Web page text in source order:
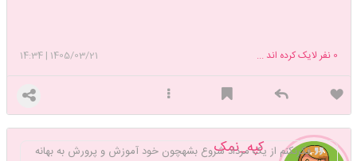
1405/03/21
|
14:34 0 نفر لایک کرده اند ...
کپه_نمک
فکرنکنم از یک مرداد شروع بشهچون خود آموزش و پرورش به بهانه